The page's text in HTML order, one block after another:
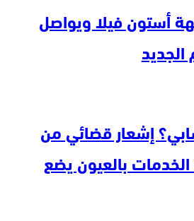
أستون فيلا ويواصل
إشعار قضائي من
بالعيون يضع